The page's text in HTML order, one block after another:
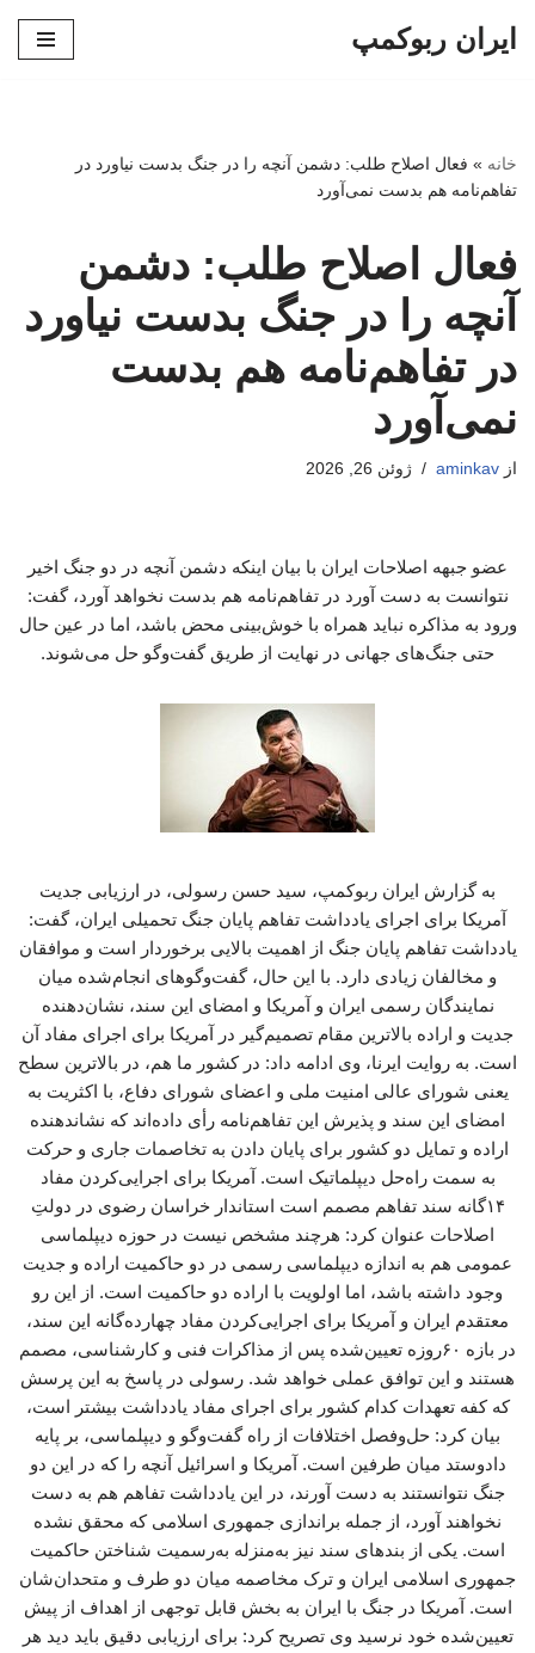
ایران ربوکمپ
خانه » فعال اصلاح طلب: دشمن آنچه را در جنگ بدست نیاورد در
تفاهم‌نامه هم بدست نمی‌آورد
فعال اصلاح طلب: دشمن
آنچه را در جنگ بدست نیاورد
در تفاهم‌نامه هم بدست
نمی‌آورد
از aminkav ژوئن 26, 2026
عضو جبهه اصلاحات ایران با بیان اینکه‌ دشمن آنچه در دو جنگ اخیر
نتوانست به دست آورد در تفاهم‌نامه هم بدست نخواهد آورد، گفت:
ورود به مذاکره نباید همراه با خوش‌بینی محض باشد، اما در عین حال
حتی جنگ‌های جهانی در نهایت از طریق گفت‌وگو حل می‌شوند.
به گزارش ایران ربوکمپ، سید حسن رسولی، در ارزیابی جدیت
آمریکا برای اجرای یادداشت تفاهم پایان جنگ تحمیلی ایران، گفت:
یادداشت تفاهم پایان جنگ از اهمیت بالایی برخوردار است و موافقان
و مخالفان زیادی دارد. با این حال، گفت‌وگوهای انجام‌شده میان
نمایندگان رسمی ایران و آمریکا و امضای این سند، نشان‌دهنده
جدیت و اراده بالاترین مقام تصمیم‌گیر در آمریکا برای اجرای مفاد آن
است. به روایت ایرنا، وی ادامه داد: در کشور ما هم، در بالاترین سطح
یعنی شورای عالی امنیت ملی و اعضای شورای دفاع، با اکثریت به
امضای این سند و پذیرش این تفاهم‌نامه رأی داده‌اند که نشاندهنده
اراده و تمایل دو کشور برای پایان دادن به تخاصمات جاری و حرکت
به سمت راه‌حل دیپلماتیک است. آمریکا برای اجرایی‌کردن مفاد
۱۴گانه سند تفاهم مصمم است استاندار خراسان رضوی در دولتِ
اصلاحات عنوان کرد: هرچند مشخص نیست در حوزه دیپلماسی
عمومی هم به اندازه دیپلماسی رسمی در دو حاکمیت اراده و جدیت
وجود داشته باشد، اما اولویت با اراده دو حاکمیت است. از این رو
معتقدم ایران و آمریکا برای اجرایی‌کردن مفاد چهارده‌گانه این سند،
در بازه ۶۰روزه تعیین‌شده پس از مذاکرات فنی و کارشناسی، مصمم
هستند و این توافق عملی خواهد شد. رسولی در پاسخ به این پرسش
که کفه تعهدات کدام کشور برای اجرای مفاد یادداشت بیشتر است،
بیان کرد: حل‌وفصل اختلافات از راه گفت‌وگو و دیپلماسی، بر پایه
دادوستد میان طرفین است. آمریکا و اسرائیل آنچه را که در این دو
جنگ نتوانستند به دست آورند، در این یادداشت تفاهم هم به دست
نخواهند آورد، از جمله براندازی جمهوری اسلامی که محقق نشده
است. یکی از بندهای سند نیز به‌منزله به‌رسمیت شناختن حاکمیت
جمهوری اسلامی ایران و ترک مخاصمه میان دو طرف و متحدان‌شان
است. آمریکا در جنگ با ایران به بخش قابل توجهی از اهداف از پیش
تعیین‌شده خود نرسید وی تصریح کرد: برای ارزیابی دقیق باید دید هر